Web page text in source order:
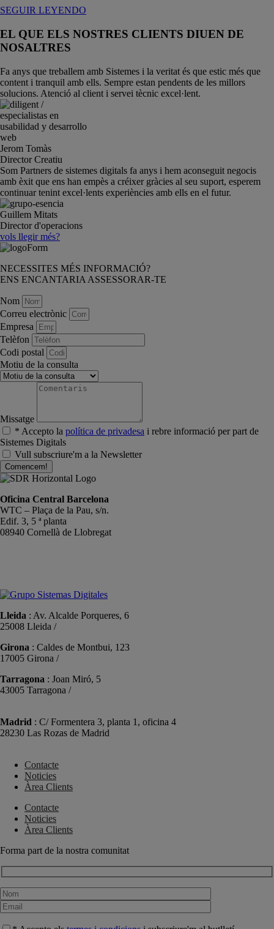
SEGUIR LEYENDO
EL QUE ELS NOSTRES CLIENTS DIUEN DE
NOSALTRES
Fa anys que treballem amb Sistemes i la veritat és que estic més que
content i tranquil amb ells. Sempre estan pendents de les millors
solucions. Atenció al client i servei tècnic excel·lent.
Jerom Tomàs
Director Creatiu
Som Partners de sistemes digitals fa anys i hem aconseguit negocis
amb èxit que ens han empès a créixer gràcies al seu suport, esperem
continuar tenint excel·lents experiències amb ells en el futur.
Guillem Mitats
Director d'operacions
vols llegir més?
NECESSITES MÉS INFORMACIÓ?
ENS ENCANTARIA ASSESSORAR-TE
Nom
Correu electrònic
Empresa
Telèfon
Codi postal
Motiu de la consulta
Missatge
* Accepto la política de privadesa i rebre informació per part de
Sistemes Digitals
Vull subscriure'm a la Newsletter
Comencem!
Oficina Central Barcelona
WTC – Plaça de la Pau, s/n.
Edif. 3, 5 ª planta
08940 Cornellà de Llobregat
Lleida : Av. Alcalde Porqueres, 6
25008 Lleida /
Girona : Caldes de Montbui, 123
17005 Girona /
Tarragona : Joan Miró, 5
43005 Tarragona /
Madrid : C/ Formentera 3, planta 1, oficina 4
28230 Las Rozas de Madrid
Contacte
Noticies
Àrea Clients
Contacte
Noticies
Àrea Clients
Forma part de la nostra comunitat